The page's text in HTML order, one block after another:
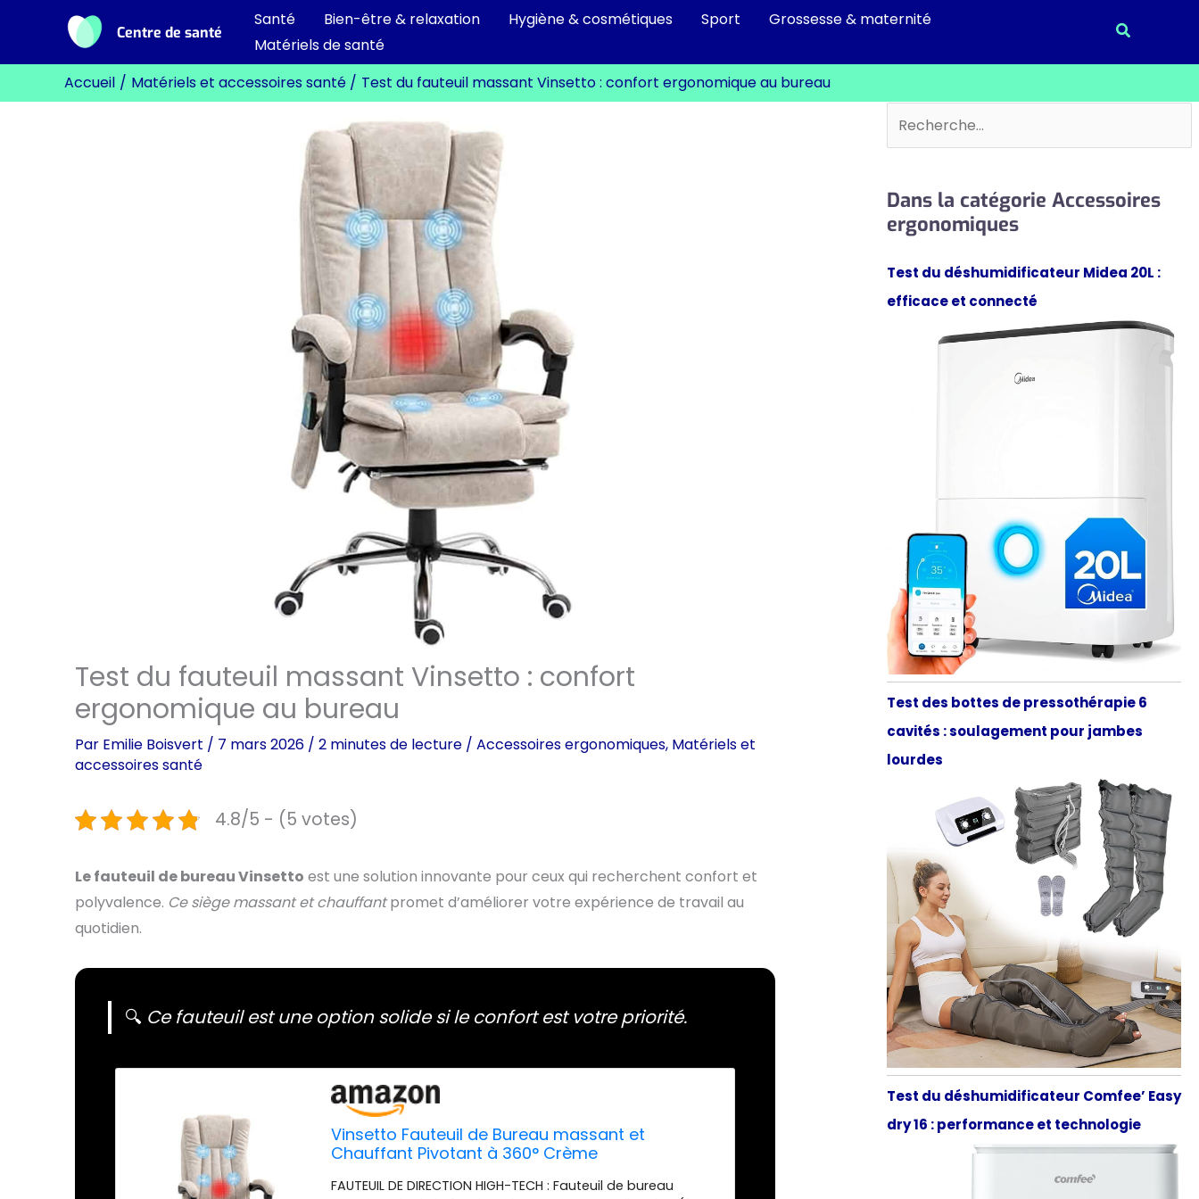
contenu
Centre de santé
Santé Bien-être & relaxation Hygiène & cosmétiques Sport
Grossesse & maternité
Matériels de santé
Accueil Matériels et accessoires santé Test du fauteuil massant Vinsetto : confort ergonomique au bureau
Test du fauteuil massant Vinsetto : confort
ergonomique au bureau
Par Emilie Boisvert / 7 mars 2026 / 2 minutes de lecture / Accessoires ergonomiques, Matériels et
accessoires santé
4.8/5 - (5 votes)
Le fauteuil de bureau Vinsetto est une solution innovante pour ceux qui recherchent confort et
polyvalence. Ce siège massant et chauffantpromet d’améliorer votre expérience de travail au
quotidien.
🔍 Ce fauteuil est une option solide si le confort est votre priorité.
Vinsetto Fauteuil de Bureau massant et
Chauffant Pivotant à 360° Crème
FAUTEUIL DE DIRECTION HIGH-TECH : Fauteuil de bureau
Rechercher
Dans la catégorie Accessoires
ergonomiques
Test du déshumidificateur Midea 20L :
efficace et connecté
Test des bottes de pressothérapie 6
cavités : soulagement pour jambes
lourdes
Test du déshumidificateur Comfee’ Easy
dry 16 : performance et technologie